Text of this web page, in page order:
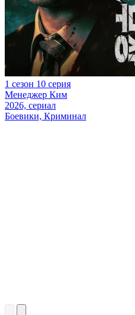
1 сезон 10 серия
Менеджер Ким
2026, сериал
Боевики, Криминал